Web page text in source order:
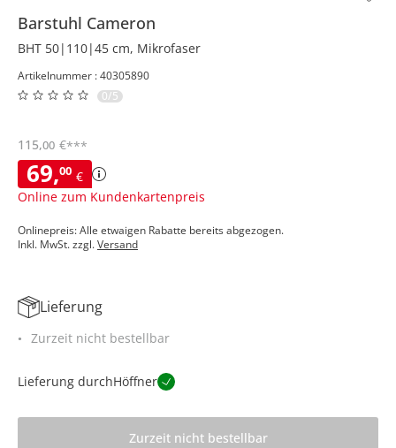
Barstuhl Cameron
BHT 50|110|45 cm, Mikrofaser
Artikelnummer : 40305890
0/5
69,00 €
Online zum Kundenkartenpreis
115,00 €***
Onlinepreis: Alle etwaigen Rabatte bereits abgezogen.
Inkl. MwSt. zzgl.Versand
Lieferung
Zurzeit nicht bestellbar
Lieferung durchHöffner
Zurzeit nicht bestellbar